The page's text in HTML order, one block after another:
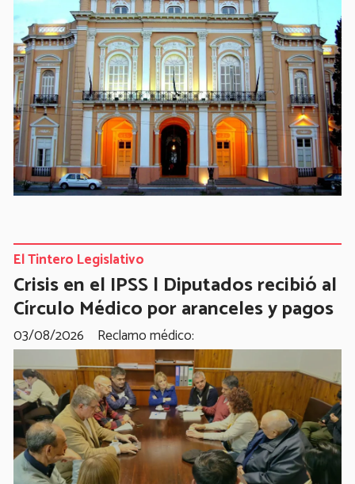
Crisis en el IPSS | Diputados recibió al
Círculo Médico por aranceles y pagos
Reclamo médico:
El Tintero Legislativo
03/08/2026